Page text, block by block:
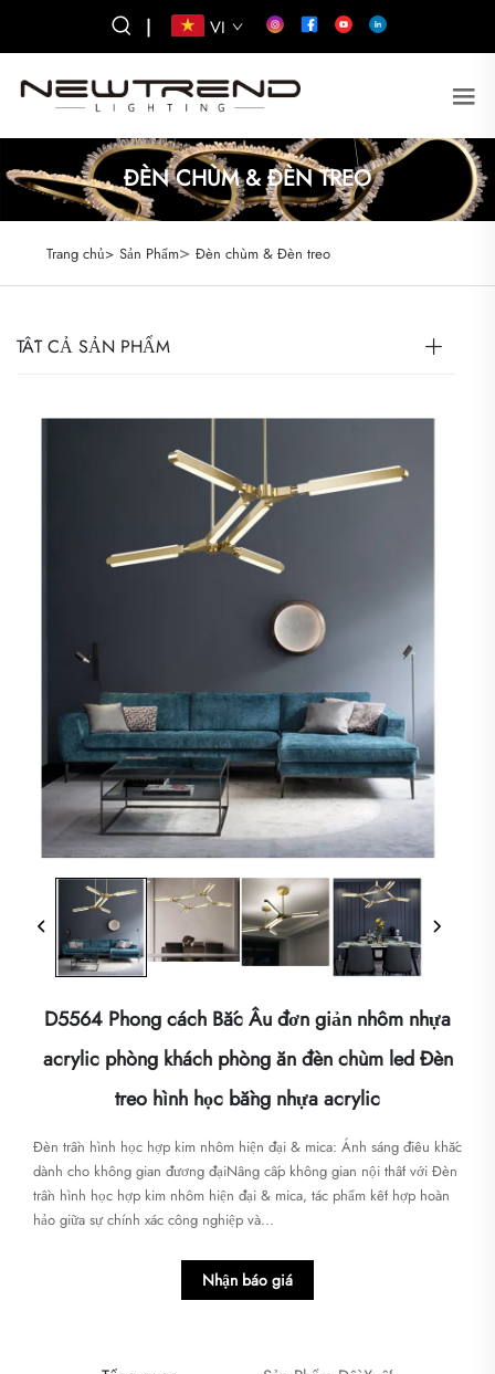
| VI
ĐÈN CHÙM & ĐÈN TREO
Trang chủ> Sản Phẩm> Đèn chùm & Đèn treo
TẤT CẢ SẢN PHẨM
D5564 Phong cách Bắc Âu đơn giản nhôm nhựa
acrylic phòng khách phòng ăn đèn chùm led Đèn
treo hình học bằng nhựa acrylic
Đèn trần hình học hợp kim nhôm hiện đại & mica: Ánh sáng điêu khắc
dành cho không gian đương đại​​Nâng cấp không gian nội thất với ​​Đèn
trần hình học hợp kim nhôm hiện đại & mica​​, tác phẩm kết hợp hoàn
hảo giữa sự chính xác công nghiệp và...
Nhận báo giá